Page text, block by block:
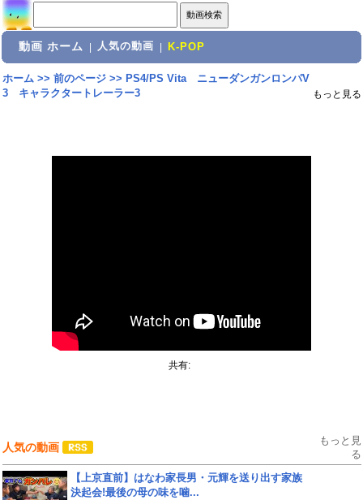
動画 ホーム 人気の動画 K-POP
ホーム>> 前のページ>> PS4/PS Vita ニューダンガンロンパV
3 キャラクタートレーラー3
もっと見る
共有:
人気の動画
もっと見
る
【上京直前】はなわ家長男・元輝を送り出す家族
決起会!最後の母の味を噛...